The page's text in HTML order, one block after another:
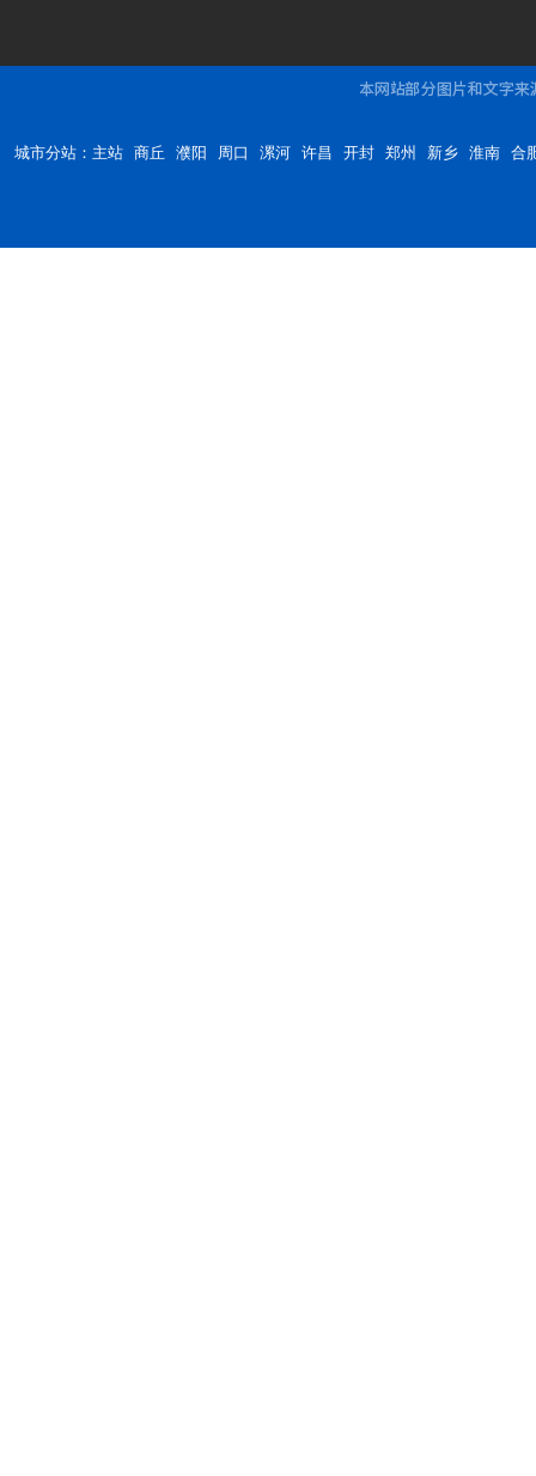
城市分站： 主站 商丘 濮阳 周口 漯河 许昌 开封 郑州 新乡 淮南 合